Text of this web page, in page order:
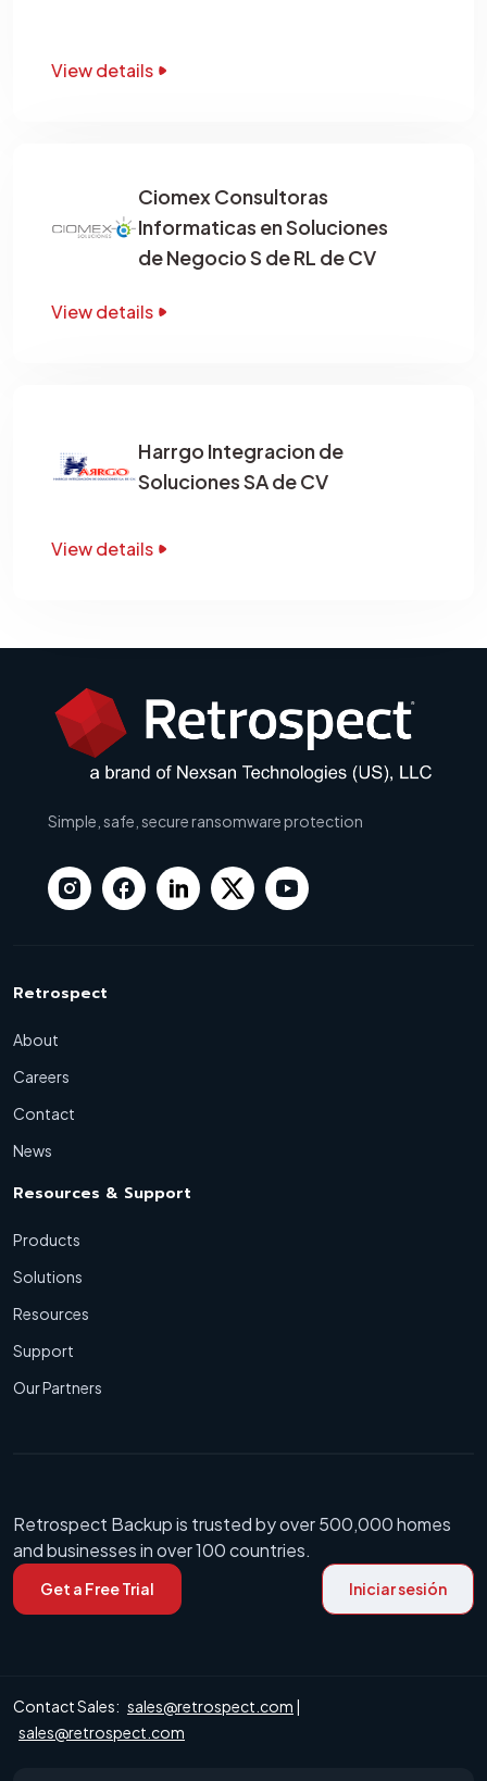
View details
Ciomex Consultoras
Informaticas en Soluciones
de Negocio S de RL de CV
View details
Harrgo Integracion de
Soluciones SA de CV
View details
Simple, safe, secure ransomware protection
Retrospect
About
Careers
Contact
News
Resources & Support
Products
Solutions
Resources
Support
Our Partners
Retrospect Backup is trusted by over 500,000 homes
and businesses in over 100 countries.
Get a Free Trial Iniciar sesión
Contact Sales: sales@retrospect.com |
sales@retrospect.com